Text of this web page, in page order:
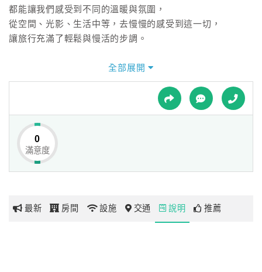
民
宿
球
網
玩
都能讓我們感受到不同的溫暖與氛圍，
從空間、光影、生活中等，去慢慢的感受到這一切，
讓旅行充滿了輕鬆與慢活的步調。
在水舞間中您會發現您擁有廣闊的草皮及天然湧泉戲水池，
在水舞間中您會發現在地宜蘭人的溫暖人情味，
在水舞間中您會發現您正在享受無比舒適的渡假環境，
湧泉、休閒、渡假就在水舞間湧泉民宿，
等您一同來體驗！
全部展開
0
滿意度
最新 房間 設施 交通 說明 推薦